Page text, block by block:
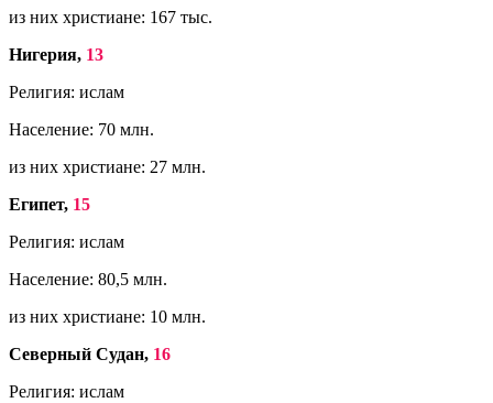
из них христиане: 167 тыс.
Нигерия, 13
Религия: ислам
Население: 70 млн.
из них христиане: 27 млн.
Египет, 15
Религия: ислам
Население: 80,5 млн.
из них христиане: 10 млн.
Северный Судан, 16
Религия: ислам